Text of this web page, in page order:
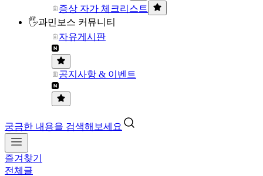
증상 자가 체크리스트
🖐과민보스 커뮤니티
자유게시판
공지사항 & 이벤트
궁금한 내용을 검색해보세요
즐겨찾기
전체글